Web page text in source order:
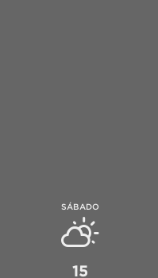
SÁBADO
15